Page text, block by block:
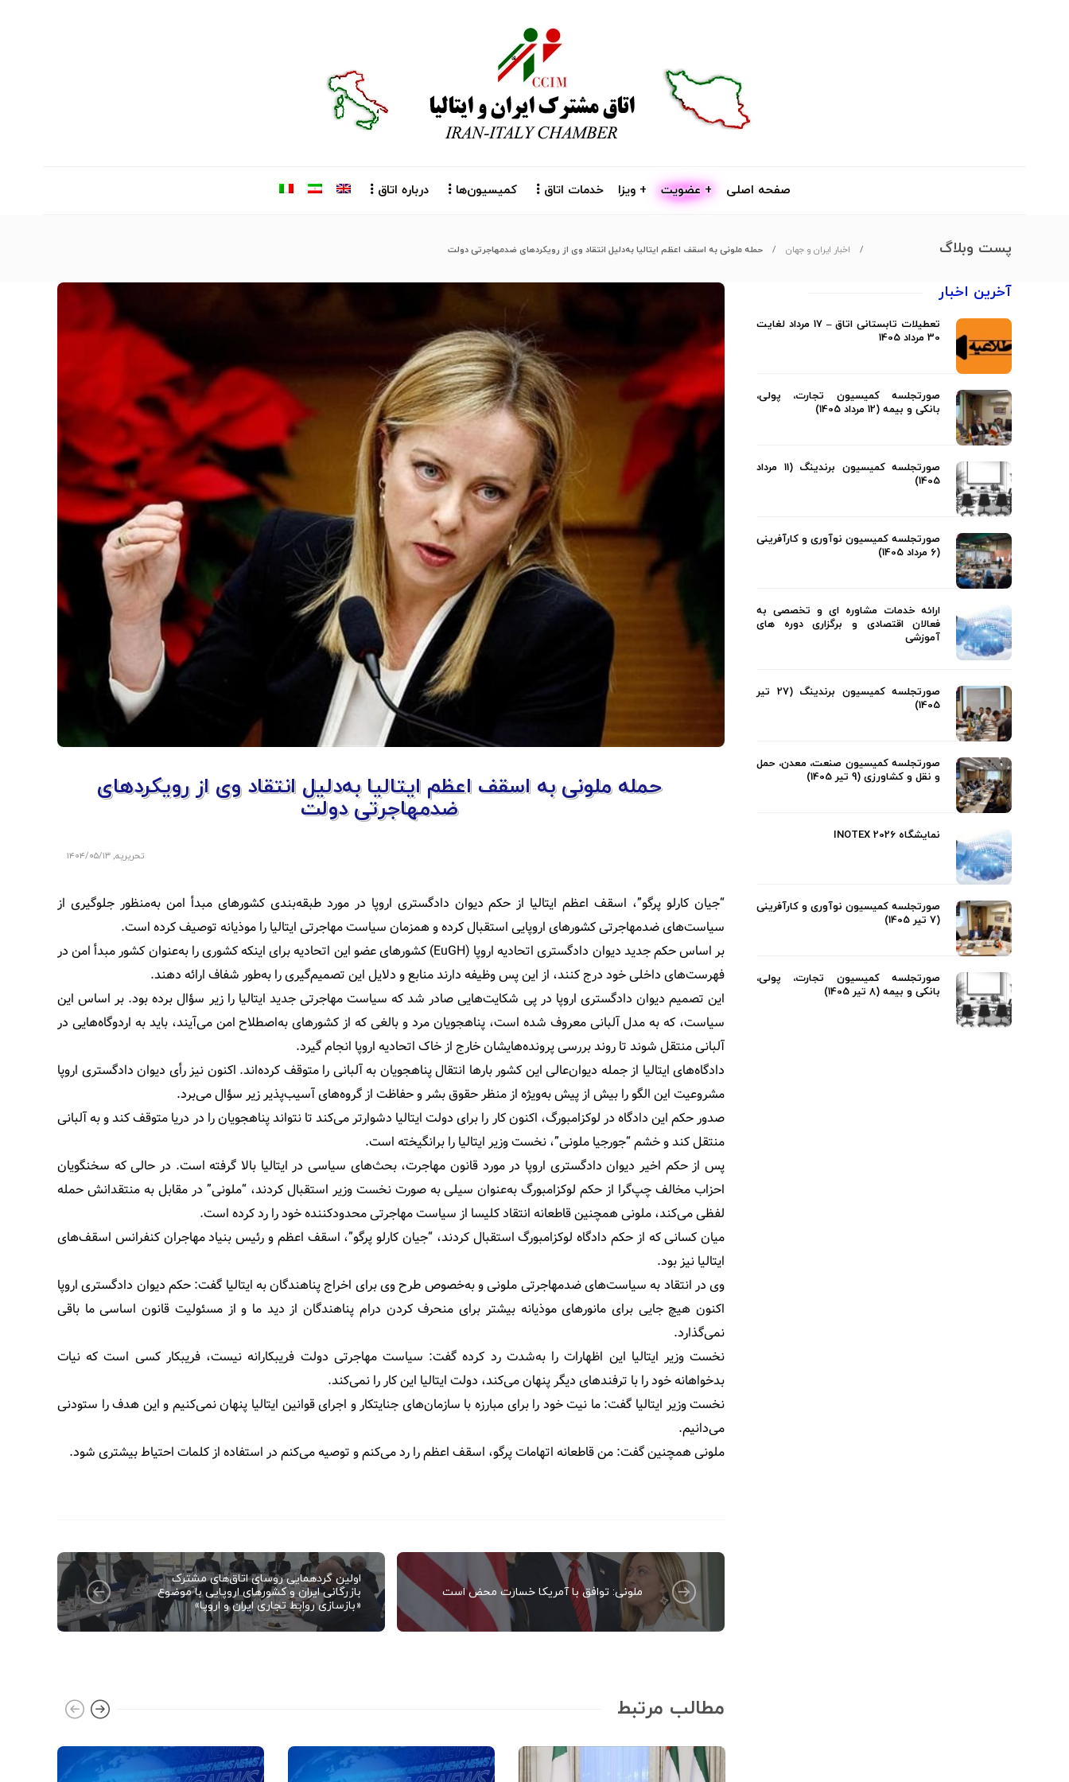
صفحه اصلی + عضویت + ویزا خدمات اتاق کمیسیون‌ها درباره اتاق
پست وبلاگ اخبار ایران و جهان حمله ملونی به اسقف اعظم ایتالیا به‌دلیل انتقاد وی از رویکردهای ضدمهاجرتی دولت
حمله ملونی به اسقف اعظم ایتالیا به‌دلیل انتقاد وی از رویکردهای
ضدمهاجرتی دولت
تحریریه,۱۴۰۴/۰۵/۱۳
“جیان کارلو پرگو”، اسقف اعظم ایتالیا از حکم دیوان دادگستری اروپا در مورد طبقه‌بندی کشورهای مبدأ امن به‌منظور جلوگیری از
سیاست‌های ضدمهاجرتی کشورهای اروپایی استقبال کرده و همزمان سیاست مهاجرتی ایتالیا را موذیانه توصیف کرده است.
بر اساس حکم جدید دیوان دادگستری اتحادیه اروپا (EuGH) کشورهای عضو این اتحادیه برای اینکه کشوری را به‌عنوان کشور مبدأ امن در
فهرست‌های داخلی خود درج کنند، از این پس وظیفه دارند منابع و دلایل این تصمیم‌گیری را به‌طور شفاف ارائه دهند.
این تصمیم دیوان دادگستری اروپا در پی شکایت‌هایی صادر شد که سیاست مهاجرتی جدید ایتالیا را زیر سؤال برده بود. بر اساس این
سیاست، که به مدل آلبانی معروف شده است، پناهجویان مرد و بالغی که از کشورهای به‌اصطلاح امن می‌آیند، باید به اردوگاه‌هایی در
آلبانی منتقل شوند تا روند بررسی پرونده‌هایشان خارج از خاک اتحادیه اروپا انجام گیرد.
دادگاه‌های ایتالیا از جمله دیوان‌عالی این کشور بارها انتقال پناهجویان به آلبانی را متوقف کرده‌اند. اکنون نیز رأی دیوان دادگستری اروپا
مشروعیت این الگو را بیش از پیش به‌ویژه از منظر حقوق بشر و حفاظت از گروه‌های آسیب‌پذیر زیر سؤال می‌برد.
صدور حکم این دادگاه در لوکزامبورگ، اکنون کار را برای دولت ایتالیا دشوارتر می‌کند تا نتواند پناهجویان را در دریا متوقف کند و به آلبانی
منتقل کند و خشم “جورجیا ملونی”، نخست وزیر ایتالیا را برانگیخته است.
پس از حکم اخیر دیوان دادگستری اروپا در مورد قانون مهاجرت، بحث‌های سیاسی در ایتالیا بالا گرفته است. در حالی که سخنگویان
احزاب مخالف چپ‌گرا از حکم لوکزامبورگ به‌عنوان سیلی به صورت نخست وزیر استقبال کردند، “ملونی” در مقابل به منتقدانش حمله
لفظی می‌کند، ملونی همچنین قاطعانه انتقاد کلیسا از سیاست مهاجرتی محدودکننده خود را رد کرده است.
میان کسانی که از حکم دادگاه لوکزامبورگ استقبال کردند، “جیان کارلو پرگو”، اسقف اعظم و رئیس بنیاد مهاجران کنفرانس اسقف‌های
ایتالیا نیز بود.
وی در انتقاد به سیاست‌های ضدمهاجرتی ملونی و به‌خصوص طرح وی برای اخراج پناهندگان به ایتالیا گفت: حکم دیوان دادگستری اروپا
اکنون هیچ جایی برای مانورهای موذیانه بیشتر برای منحرف کردن درام پناهندگان از دید ما و از مسئولیت قانون اساسی ما باقی
نمی‌گذارد.
نخست وزیر ایتالیا این اظهارات را به‌شدت رد کرده گفت: سیاست مهاجرتی دولت فریبکارانه نیست، فریبکار کسی است که نیات
بدخواهانه خود را با ترفندهای دیگر پنهان می‌کند، دولت ایتالیا این کار را نمی‌کند.
نخست وزیر ایتالیا گفت: ما نیت خود را برای مبارزه با سازمان‌های جنایتکار و اجرای قوانین ایتالیا پنهان نمی‌کنیم و این هدف را ستودنی
می‌دانیم.
ملونی همچنین گفت: من قاطعانه اتهامات پرگو، اسقف اعظم را رد می‌کنم و توصیه می‌کنم در استفاده از کلمات احتیاط بیشتری شود.
اولین گردهمایی روسای اتاق‌های مشترک
بازرگانی ایران و کشورهای اروپایی با موضوع
«بازسازی روابط تجاری ایران و اروپا»
ملونی: توافق با آمریکا خسارت محض است
مطالب مرتبط
آخرین اخبار
تعطیلات تابستانی اتاق – 17 مرداد لغایت
30 مرداد 1405
صورتجلسه کمیسیون تجارت، پولی،
بانکی و بیمه (12 مرداد 1405)
صورتجلسه کمیسیون برندینگ (11 مرداد
1405)
صورتجلسه کمیسیون نوآوری و کارآفرینی
(6 مرداد 1405)
ارائه خدمات مشاوره ای و تخصصی به
فعالان اقتصادی و برگزاری دوره های
آموزشی
صورتجلسه کمیسیون برندینگ (27 تیر
1405)
صورتجلسه کمیسیون صنعت، معدن، حمل
و نقل و کشاورزی (9 تیر 1405)
نمایشگاه INOTEX 2026
صورتجلسه کمیسیون نوآوری و کارآفرینی
(7 تیر 1405)
صورتجلسه کمیسیون تجارت، پولی،
بانکی و بیمه (8 تیر 1405)